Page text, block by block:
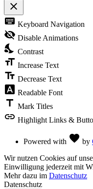
close
Toggle
the
visibility
of
Accessibility
Toolbar
keyboard Keyboard Navigation
visibility_off Disable Animations
nights_stay Contrast
format_size Increase Text
text_fields Decrease Text
font_download Readable Font
title Mark Titles
link Highlight Links &
Powered with favorite by
Wir nutzen Cookies auf
Einwilligung jederzeit mit
Mehr dazu im Datenschutz
Datenschutz